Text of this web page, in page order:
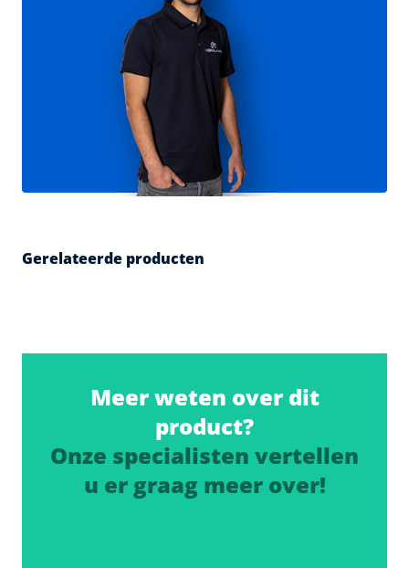
Gerelateerde producten
Meer weten over dit
product?
Onze specialisten vertellen
u er graag meer over!